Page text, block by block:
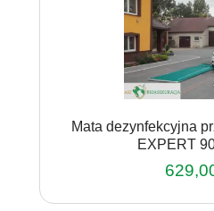
Mata dezynfekcyjna
EXPERT